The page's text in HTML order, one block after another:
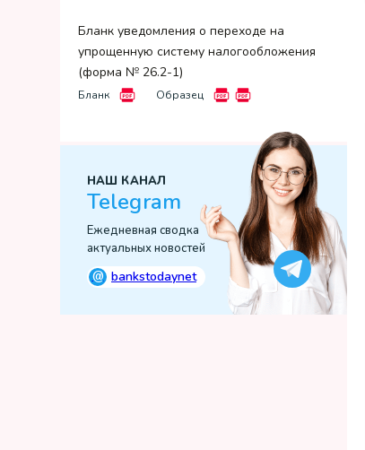
Бланк уведомления о переходе на
упрощенную систему налогообложения
(форма № 26.2-1)
Бланк Образец
НАШ КАНАЛ
Telegram
Ежедневная сводка
актуальных новостей
@ bankstodaynet